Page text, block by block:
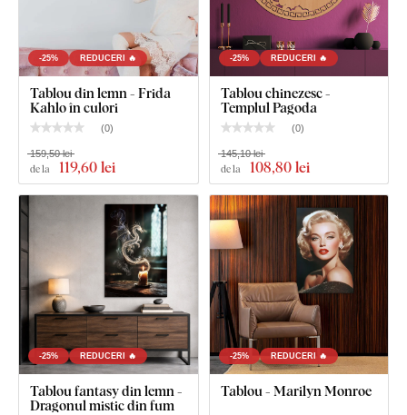
Ce este inclus în pachet?
Tablou japonez din lemn - Gheişa
Dimensiunea de 45x67 cm și 67x100 cm: Tabloul are 2
cârlige.
Instrucțiuni clare de montaj
-25% REDUCERI 🔥
Tablou din lemn - Frida
Kahlo în culori
(0)
de la 119,60 lei
159,50 lei
-25% REDUCERI 🔥
Tablou chinezesc -
Templul Pagoda
(0)
de la 108,80 lei
145,10 lei
-25% REDUCERI 🔥
Tablou fantasy din lemn -
Dragonul mistic din fum
-25% REDUCERI 🔥
Tablou - Marilyn Monroe